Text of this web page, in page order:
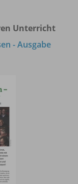
Unterricht
- Ausgabe